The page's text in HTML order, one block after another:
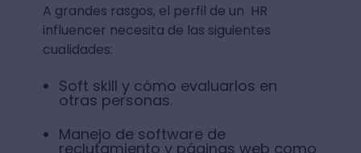
A grandes rasgos, el perfil de un HR
influencer necesita de las siguientes
cualidades:
Soft skill y cómo evaluarlos en
otras personas.
Manejo de software de
reclutamiento y páginas web como